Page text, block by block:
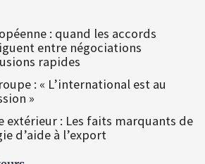
: quand les accords
entre négociations
rapides
: « L’international est au
»
extérieur : Les faits marquants de
d’aide à l’export